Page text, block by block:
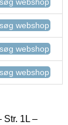
webshop
webshop
webshop
Str. 1L –